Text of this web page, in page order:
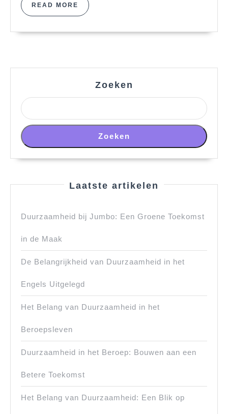
READ MORE READ
MORE
Zoeken
Zoeken
Laatste artikelen
Duurzaamheid bij Jumbo: Een Groene Toekomst
in de Maak
De Belangrijkheid van Duurzaamheid in het
Engels Uitgelegd
Het Belang van Duurzaamheid in het
Beroepsleven
Duurzaamheid in het Beroep: Bouwen aan een
Betere Toekomst
Het Belang van Duurzaamheid: Een Blik op